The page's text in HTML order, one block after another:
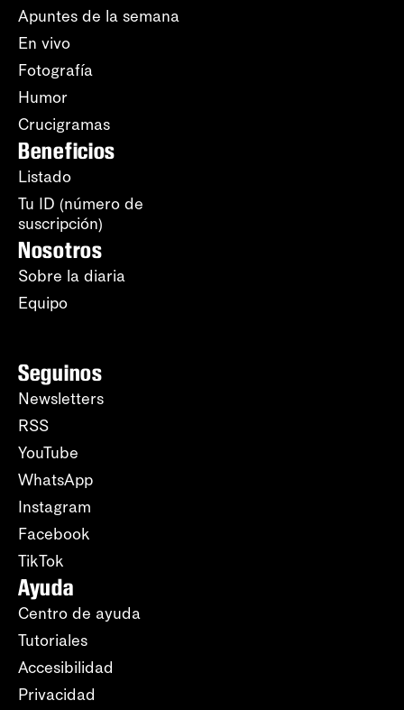
Apuntes de la semana
En vivo
Fotografía
Humor
Crucigramas
Beneficios
Listado
Tu ID (número de
suscripción)
Nosotros
Sobre la diaria
Equipo
Seguinos
Newsletters
RSS
YouTube
WhatsApp
Instagram
Facebook
TikTok
Ayuda
Centro de ayuda
Tutoriales
Accesibilidad
Privacidad